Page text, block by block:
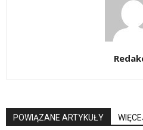
POWIĄZANE ARTYKUŁY